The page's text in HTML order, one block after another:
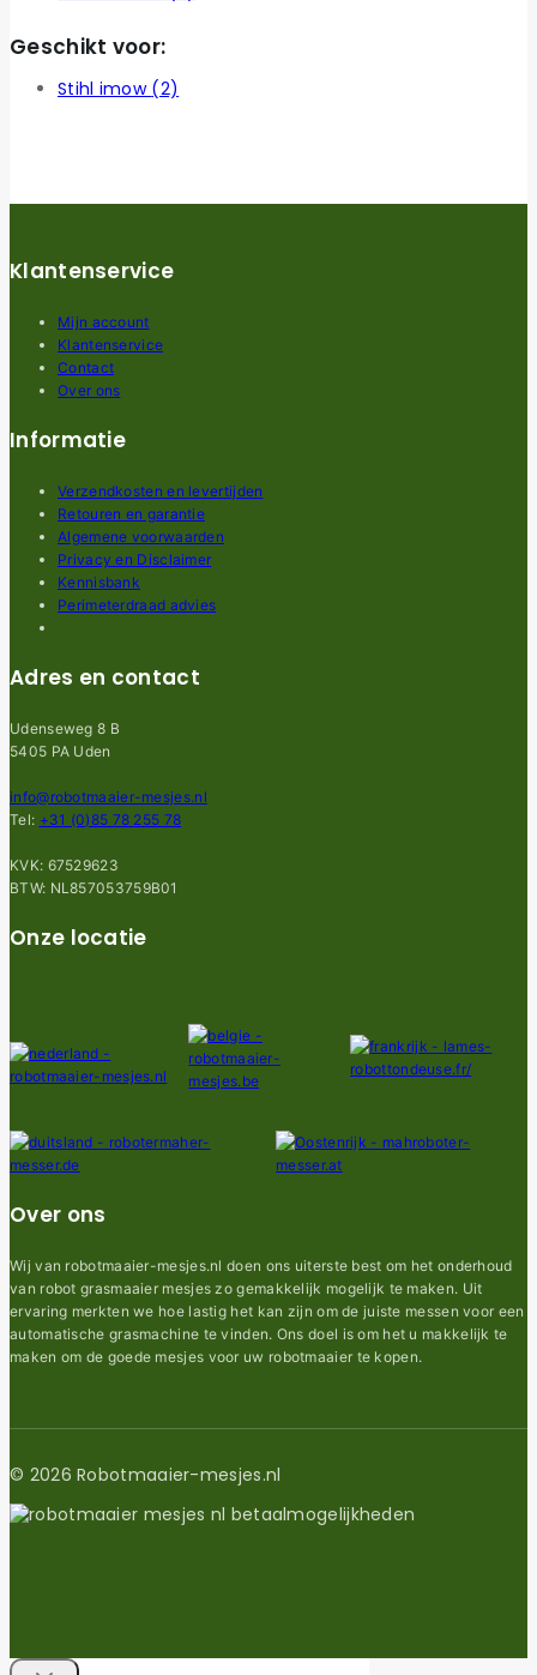
Geschikt voor:
Stihl imow (2)
Klantenservice
Mijn account
Klantenservice
Contact
Over ons
Informatie
Verzendkosten en levertijden
Retouren en garantie
Algemene voorwaarden
Privacy en Disclaimer
Kennisbank
Perimeterdraad advies
Adres en contact
Udenseweg 8 B
5405 PA Uden
info@robotmaaier-mesjes.nl
Tel: +31 (0)85 78 255 78
KVK: 67529623
BTW: NL857053759B01
Onze locatie
Over ons
Wij van robotmaaier-mesjes.nl doen ons uiterste best om het onderhoud
van robot grasmaaier mesjes zo gemakkelijk mogelijk te maken. Uit
ervaring merkten we hoe lastig het kan zijn om de juiste messen voor een
automatische grasmachine te vinden. Ons doel is om het u makkelijk te
maken om de goede mesjes voor uw robotmaaier te kopen.
© 2026 Robotmaaier-mesjes.nl